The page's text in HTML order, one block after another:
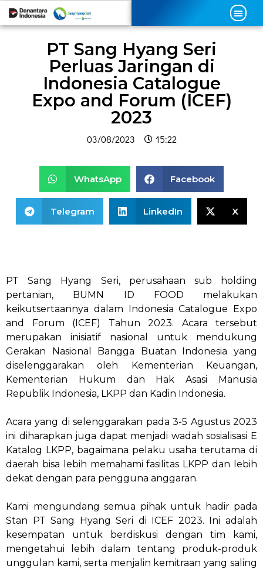
PT Sang Hyang Seri
Perluas Jaringan di
Indonesia Catalogue
Expo and Forum (ICEF)
2023
03/08/2023 15:22
WhatsApp Facebook
Telegram LinkedIn X
PT Sang Hyang Seri, perusahaan sub holding
pertanian, BUMN ID FOOD melakukan
keikutsertaannya dalam Indonesia Catalogue Expo
and Forum (ICEF) Tahun 2023. Acara tersebut
merupakan inisiatif nasional untuk mendukung
Gerakan Nasional Bangga Buatan Indonesia yang
diselenggarakan oleh Kementerian Keuangan,
Kementerian Hukum dan Hak Asasi Manusia
Republik Indonesia, LKPP dan Kadin Indonesia.
Acara yang di selenggarakan pada 3-5 Agustus 2023
ini diharapkan juga dapat menjadi wadah sosialisasi E
Katalog LKPP, bagaimana pelaku usaha terutama di
daerah bisa lebih memahami fasilitas LKPP dan lebih
dekat dengan para pengguna anggaran.
Kami mengundang semua pihak untuk hadir pada
Stan PT Sang Hyang Seri di ICEF 2023. Ini adalah
kesempatan untuk berdiskusi dengan tim kami,
mengetahui lebih dalam tentang produk-produk
unggulan kami, serta menjalin kemitraan yang saling